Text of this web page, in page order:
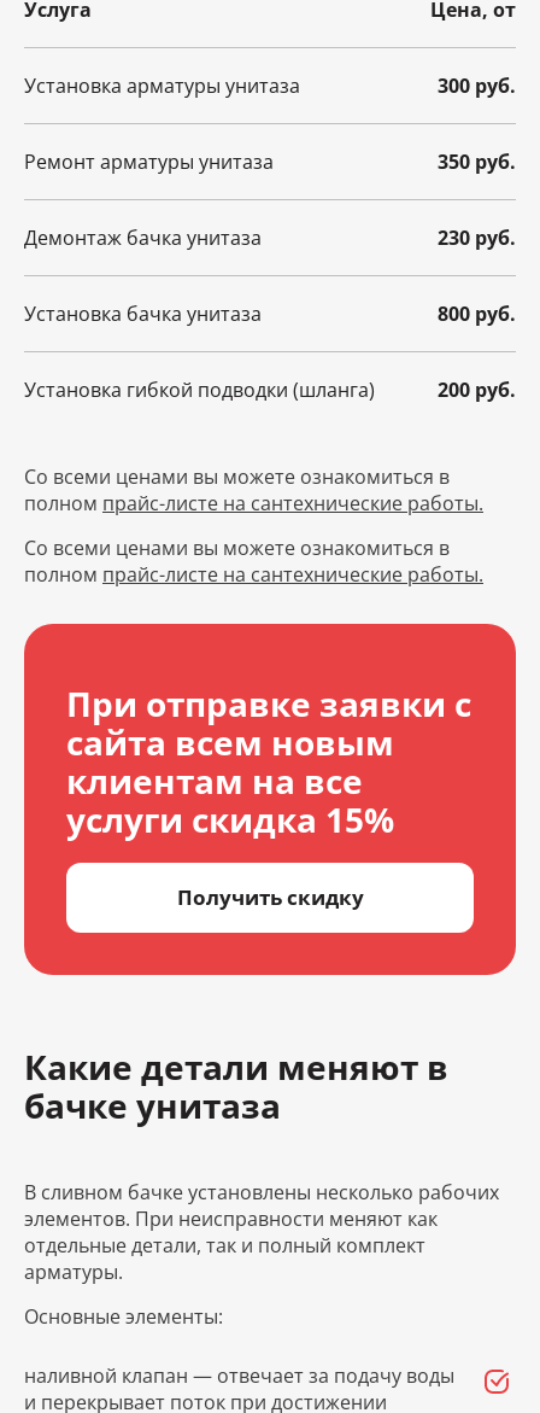
Услуга Цена, от
Установка арматуры унитаза 300 руб.
Ремонт арматуры унитаза 350 руб.
Демонтаж бачка унитаза 230 руб.
Установка бачка унитаза 800 руб.
Установка гибкой подводки (шланга) 200 руб.
Со всеми ценами вы можете ознакомиться в
полном прайс-листе на сантехнические работы.
Со всеми ценами вы можете ознакомиться в
полном прайс-листе на сантехнические работы.
При отправке заявки с
сайта всем новым
клиентам на все
услуги скидка 15%
Получить скидку
Какие детали меняют в
бачке унитаза
В сливном бачке установлены несколько рабочих
элементов. При неисправности меняют как
отдельные детали, так и полный комплект
арматуры.
Основные элементы:
наливной клапан — отвечает за подачу воды
и перекрывает поток при достижении